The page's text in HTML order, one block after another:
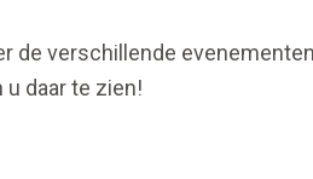
de verschillende
u daar te zien!